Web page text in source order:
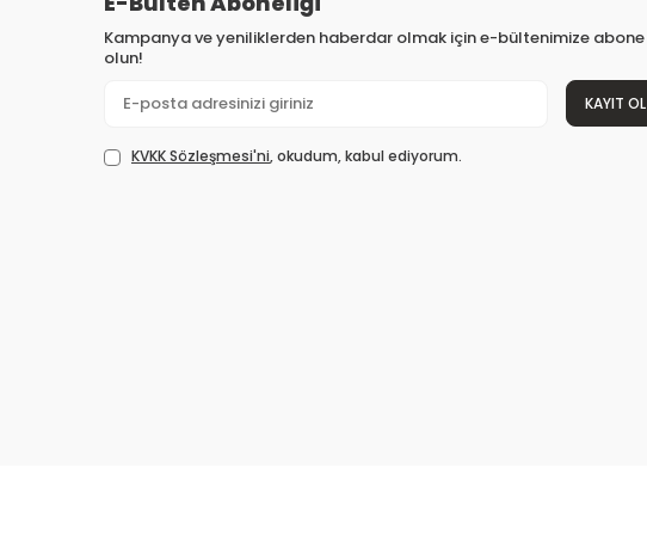
Kampanya ve yeniliklerden haberdar olmak için e-bültenimize abone
olun!
KAYIT OL
KVKK Sözleşmesi'ni, okudum, kabul ediyorum.